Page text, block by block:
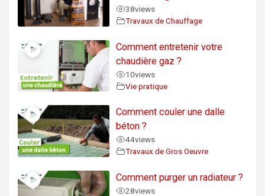
38views
Travaux de Chauffage
Comment entretenir votre
chaudière gaz ?
10views
Vie pratique
Comment couler une dalle
béton ?
44views
Travaux de Gros Oeuvre
Comment purger un radiateur ?
28views